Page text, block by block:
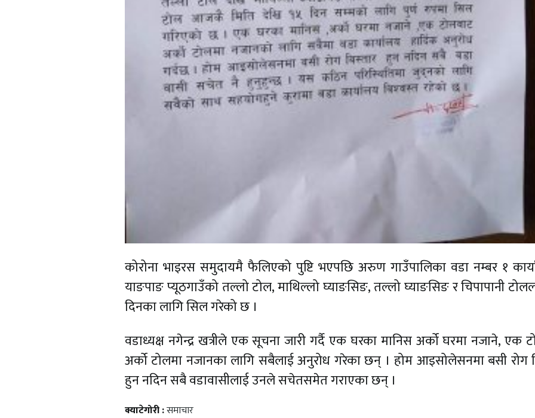
कोरोना भाइरस समुदायमै फैलिएको पुष्टि भएपछि अरुण गाउँपालिका वडा नम्बर १
याङपाङ प्यूठगाउँको तल्लो टोल, माथिल्लो घ्याङसिङ, तल्लो घ्याङसिङ र चिपापानी
दिनका लागि सिल गरेको छ ।
वडाध्यक्ष नगेन्द्र खत्रीले एक सूचना जारी गर्दै एक घरका मानिस अर्को घरमा नजाने, एक
अर्को टोलमा नजानका लागि सबैलाई अनुरोध गरेका छन् । होम आइसोलेसनमा बसी रोग
हुन नदिन सबै वडावासीलाई उनले सचेतसमेत गराएका छन् ।
क्याटेगोरी :समाचार